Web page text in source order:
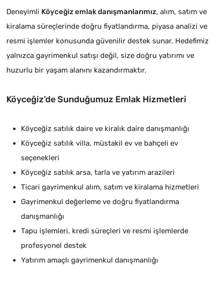
Deneyimli Köyceğiz emlak danışmanlarımız, alım, satım ve
kiralama süreçlerinde doğru fiyatlandırma, piyasa analizi ve
resmi işlemler konusunda güvenilir destek sunar. Hedefimiz
yalnızca gayrimenkul satışı değil, size doğru yatırımı ve
huzurlu bir yaşam alanını kazandırmaktır.
Köyceğiz’de Sunduğumuz Emlak Hizmetleri
Köyceğiz satılık daire ve kiralık daire danışmanlığı
Köyceğiz satılık villa, müstakil ev ve bahçeli ev
seçenekleri
Köyceğiz satılık arsa, tarla ve yatırım arazileri
Ticari gayrimenkul alım, satım ve kiralama hizmetleri
Gayrimenkul değerleme ve doğru fiyatlandırma
danışmanlığı
Tapu işlemleri, kredi süreçleri ve resmi işlemlerde
profesyonel destek
Yatırım amaçlı gayrimenkul danışmanlığı